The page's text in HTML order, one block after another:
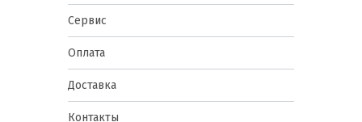
Сервис
Оплата
Доставка
Контакты